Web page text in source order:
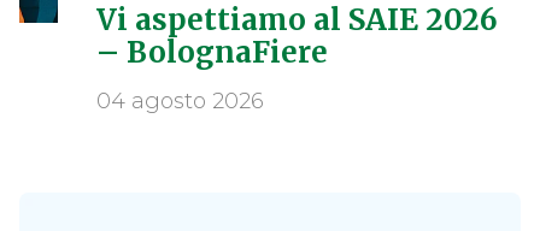
Vi aspettiamo al SAIE 2026
– BolognaFiere
04 agosto 2026